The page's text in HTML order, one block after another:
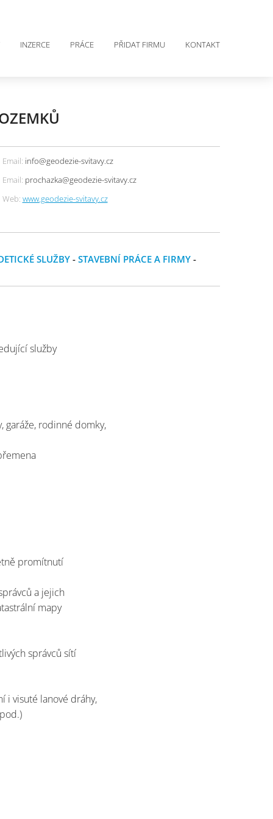
INZERCE PRÁCE PŘIDAT FIRMU KONTAKT
Email: info@geodezie-svitavy.cz
Email: prochazka@geodezie-svitavy.cz
Web: www.geodezie-svitavy.cz
SLUŽBY -STAVEBNÍ PRÁCE A FIRMY -
služby
garáže, rodinné domky,
promítnutí
a jejich
mapy
správců sítí
i visuté lanové dráhy,